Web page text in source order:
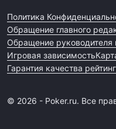
Политика
Обращение главного
Обращение руководителя
Игровая зависимость
Гарантия качества
© 2026 - Poker.ru. Все